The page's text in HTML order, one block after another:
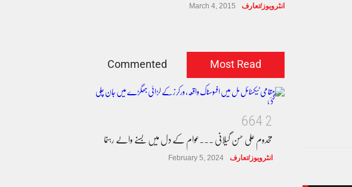
انٹرویوز/تعارف March 4, 2015
Most Read
Commented
2
4
6
6
مخدوم علی حسن گیلانی ۔۔۔عوام کے دل میں بسنے والے رہنما
انٹرویوز/تعارف February 5, 2024